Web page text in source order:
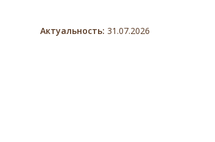
Актуальность: 31.07.2026